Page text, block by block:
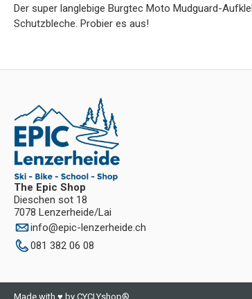
Der super langlebige Burgtec Moto Mudguard-
Schutzbleche. Probier es aus!
The Epic Shop
Dieschen sot 18
7078 Lenzerheide/Lai
info@epic-lenzerheide.ch
081 382 06 08
Made with ♥ by CYCLYshop®